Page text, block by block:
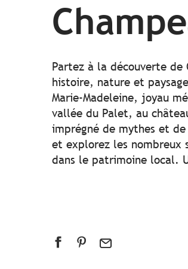
Partez à la découverte de
histoire, nature et
Marie-Madeleine, joyau
vallée du Palet, au
imprégné de mythes et
et explorez les nombreux
dans le patrimoine local.